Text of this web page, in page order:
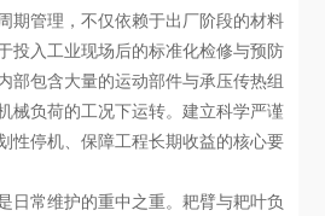
期管理，不仅依赖于出厂阶段的材料
投入工业现场后的标准化检修与预防
部包含大量的运动部件与承压传热组
械负荷的工况下运转。建立科学严谨
性停机、保障工程长期收益的核心要
日常维护的重中之重。耙臂与耙叶负